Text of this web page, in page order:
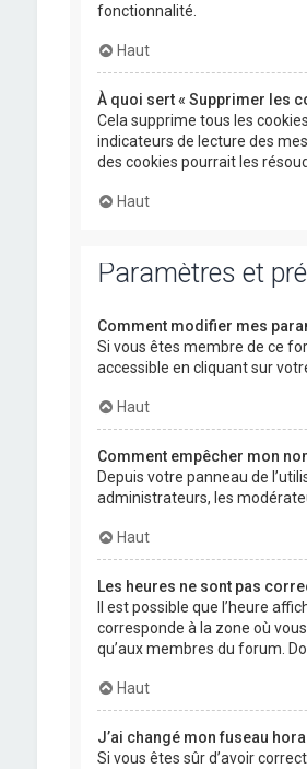
fonctionnalité.
Haut
À quoi sert « Supprimer les
Cela supprime tous les
indicateurs de lecture des
des cookies pourrait les
Haut
Paramètres et
Comment modifier mes
Si vous êtes membre de ce
accessible en cliquant sur
Haut
Comment empêcher mon
Depuis votre panneau de
administrateurs, les
Haut
Les heures ne sont pas
Il est possible que l’heure
corresponde à la zone où
qu’aux membres du forum.
Haut
J’ai changé mon fuseau
Si vous êtes sûr d’avoir